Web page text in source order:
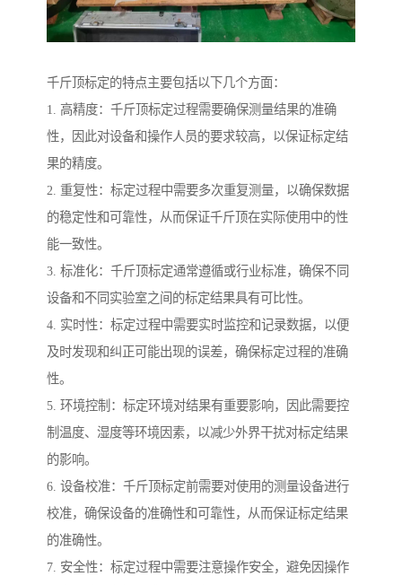
千斤顶标定的特点主要包括以下几个方面：
1. 高精度：千斤顶标定过程需要确保测量结果的准确
性，因此对设备和操作人员的要求较高，以保证标定结
果的精度。
2. 重复性：标定过程中需要多次重复测量，以确保数据
的稳定性和可靠性，从而保证千斤顶在实际使用中的性
能一致性。
3. 标准化：千斤顶标定通常遵循或行业标准，确保不同
设备和不同实验室之间的标定结果具有可比性。
4. 实时性：标定过程中需要实时监控和记录数据，以便
及时发现和纠正可能出现的误差，确保标定过程的准确
性。
5. 环境控制：标定环境对结果有重要影响，因此需要控
制温度、湿度等环境因素，以减少外界干扰对标定结果
的影响。
6. 设备校准：千斤顶标定前需要对使用的测量设备进行
校准，确保设备的准确性和可靠性，从而保证标定结果
的准确性。
7. 安全性：标定过程中需要注意操作安全，避免因操作